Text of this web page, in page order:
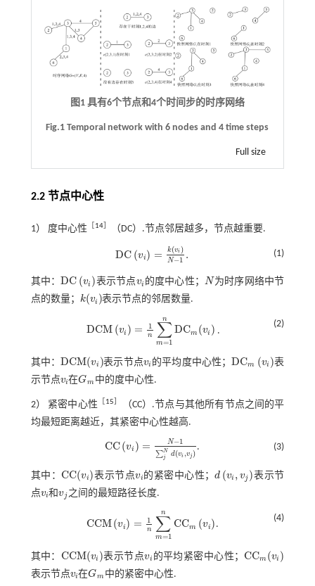
图1 具有6个节点和4个时间步的时序网络
Fig.1 Temporal network with 6 nodes and 4 time steps
Full size
2.2 节点中心性
1） 度中心性 14］ （DC）.节点邻居越多，节点越重要.
DC (vi ) = k(vi)
N−1 .
DCvi =kv iN-1 (1)
其中：DC (vi )
DCvi 表示节点vi
vi 的度中心性； N
N 为时序网络中节
点的数量； k(vi )
k(vi) 表示节点的邻居数量.
DCM (vi ) = 1
n ∑
m=1
n
DCm (vi )
DCMvi=1n∑ m= 1n DC m (vi) .
(2)
其中：DCM(vi )
DCM(vi) 表示节点vi
vi 的平均度中心性；DCm (vi )
DCmv
表
示节点vi
vi在Gm
Gm 中的度中心性.
2） 紧密中心性 15
（CC）.节点与其他所有节点之间的平
均最短距离越近，其紧密中心性越高.
CC(vi ) = N−1
∑N
j
d(vi ,vj)
CCvi =N- 1 ∑jN dvi,vj . (3)
其中：CC(vi )
CC(vi) 表示节点vi
vi 的紧密中心性；d (vi , vj )
dvi,vj
表示节
点vi
vi和vj
vj 之间的最短路径长度.
CCM(vi ) = 1
n ∑
m=1
n
CCm (vi )
CCMvi=1n∑ m= 1n CC m vi .
(4)
其中： CCM(vi )
CCM(vi) 表示节点vi
vi 的平均紧密中心性；CCm (vi )
CCm(vi)
表示节点vi
vi在Gm
Gm 中的紧密中心性.